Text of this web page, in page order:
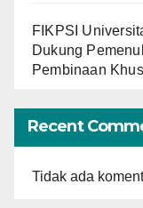
FIKPSI
Dukung
Pembinaan
Recent
Tidak ada